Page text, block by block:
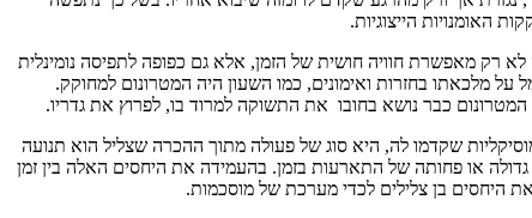
האומנויות הייצוגיות.
רק מאפשרת חוויה חושית של הזמן, אלא גם כפופה לתפיסה נומינלית
ה-19 המטרונום. לכאורה כלי עזר ושרת למוסיקאי העמל על מלכאתו בחזרות ואימונים, כמו השעון היה המטרונום למחוקק.
כבר נושא בחובו את התשוקה למרוד בו, לפרוץ את גדריו.
יותר מהמסורות המוסיקליות שקדמו לה, היא סוג של פעולה מתוך ההכרה שצליל הוא תנועה
או פחותה של התארעות בזמן. בהעמידה את היחסים האלה בין זמן
היחסים בן צלילים לכדי מערכת של מוסכמות.